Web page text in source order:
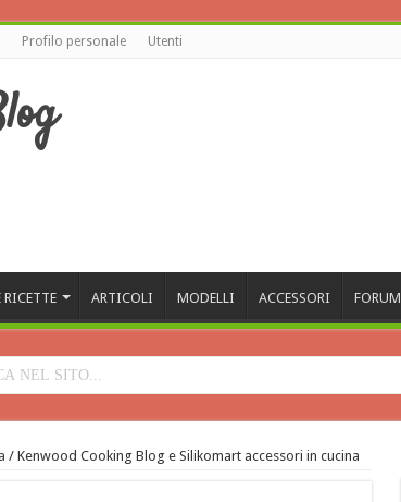
Profilo personale Utenti
RICETTE ARTICOLI MODELLI ACCESSORI FORUM
/ Kenwood Cooking Blog e Silikomart accessori in cucina